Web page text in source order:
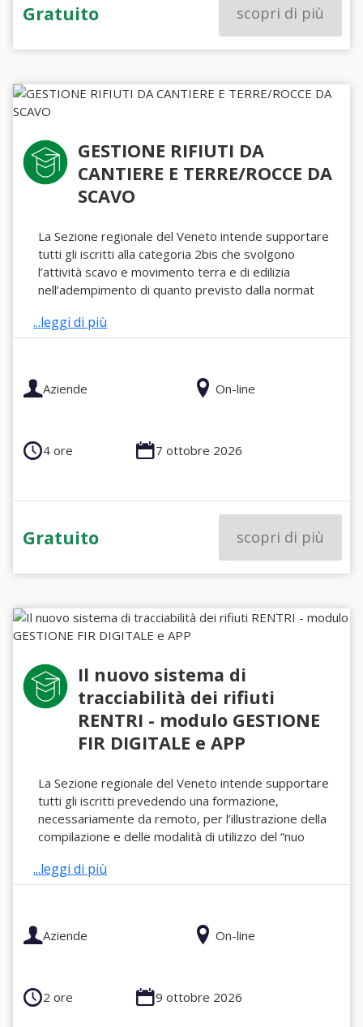
Gratuito scopri di più
GESTIONE RIFIUTI DA
CANTIERE E TERRE/ROCCE DA
SCAVO
La Sezione regionale del Veneto intende supportare
tutti gli iscritti alla categoria 2bis che svolgono
l’attività scavo e movimento terra e di edilizia
nell’adempimento di quanto previsto dalla normat
...leggi di più
Aziende On-line
4 ore 7 ottobre 2026
Gratuito scopri di più
Il nuovo sistema di
tracciabilità dei rifiuti
RENTRI - modulo GESTIONE
FIR DIGITALE e APP
La Sezione regionale del Veneto intende supportare
tutti gli iscritti prevedendo una formazione,
necessariamente da remoto, per l’illustrazione della
compilazione e delle modalità di utilizzo del “nuo
...leggi di più
Aziende On-line
2 ore 9 ottobre 2026